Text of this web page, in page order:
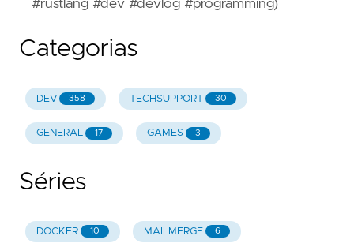
#rustlang #dev #devlog #programming)
Categorias
DEV 358 TECHSUPPORT 30
GENERAL 17 GAMES 3
Séries
DOCKER 10 MAILMERGE 6